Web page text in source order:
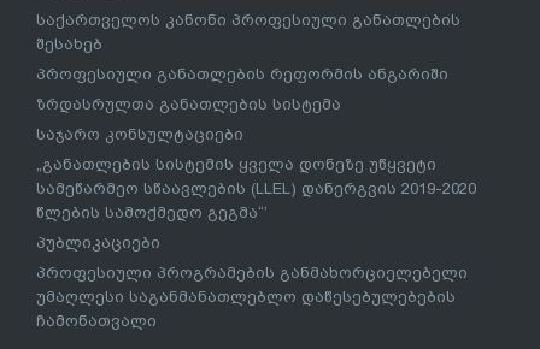
საქართველოს კანონი პროფესიული განათლების
შესახებ
პროფესიული განათლების რეფორმის ანგარიში
ზრდასრულთა განათლების სისტემა
საჯარო კონსულტაციები
„განათლების სისტემის ყველა დონეზე უწყვეტი
სამეწარმეო სწაავლების (LLEL) დანერგვის 2019-2020
წლების სამოქმედო გეგმა“’
პუბლიკაციები
პროფესიული პროგრამების განმახორციელებელი
უმაღლესი საგანმანათლებლო დაწესებულებების
ჩამონათვალი